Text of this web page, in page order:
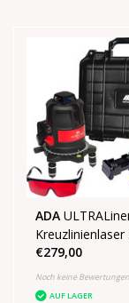
ADA
Kreuzlinienlaser
€279,00
Noch keine Bewertungen
AUF LAGER